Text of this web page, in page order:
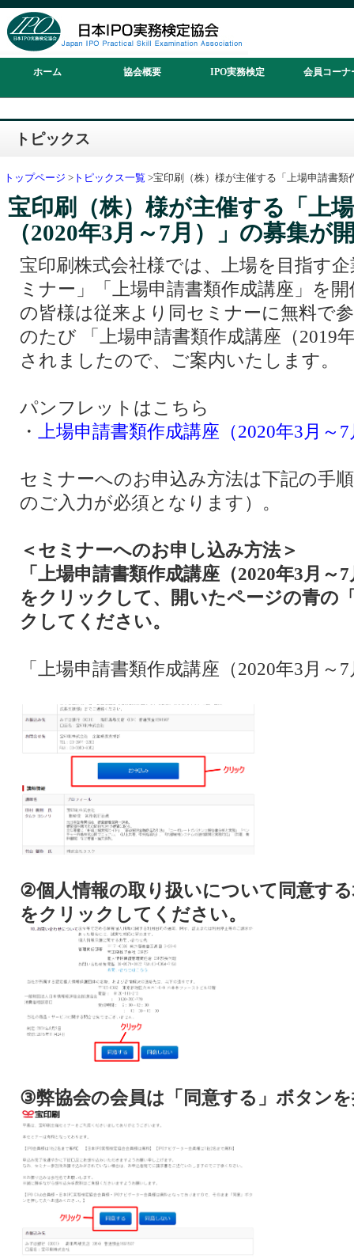
ホーム 協会概要 IPO実務検定 会員コーナ
トピックス
トップページ > トピックス一覧 >宝印刷（株）様が主催する「上場申請書
宝印刷（株）様が主催する「上
（2020年3月～7月）」の募集が
宝印刷株式会社様では、上場を目指す
ミナー」「上場申請書類作成講座」を
の皆様は従来より同セミナーに無料で
のたび 「上場申請書類作成講座（2019
されましたので、ご案内いたします。
パンフレットはこちら
・
上場申請書類作成講座（2020年3月～
セミナーへのお申込み方法は下記の手
のご入力が必須となります）。
＜セミナーへのお申し込み方法＞
「上場申請書類作成講座（2020年3月
をクリックして、開いたページの青の
クしてください。
「上場申請書類作成講座（2020年3月～
②個人情報の取り扱いについて同意す
をクリックしてください。
③弊協会の会員は「同意する」ボタン